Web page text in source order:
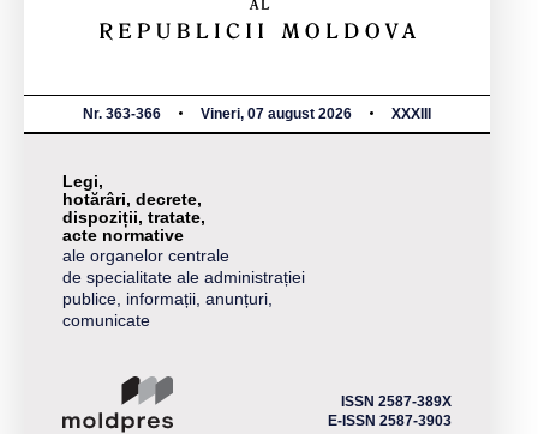
Nr. 363-366 Vineri, 07 august 2026 XXXIII
Legi,
hotărâri, decrete,
dispoziții, tratate,
acte normative
ale organelor centrale
de specialitate ale administrației
publice, informații, anunțuri,
comunicate
ISSN 2587-389X
E-ISSN 2587-3903